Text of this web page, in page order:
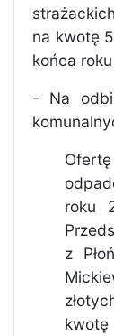
na kwotę
końca
- Na
roku
z
kwotę